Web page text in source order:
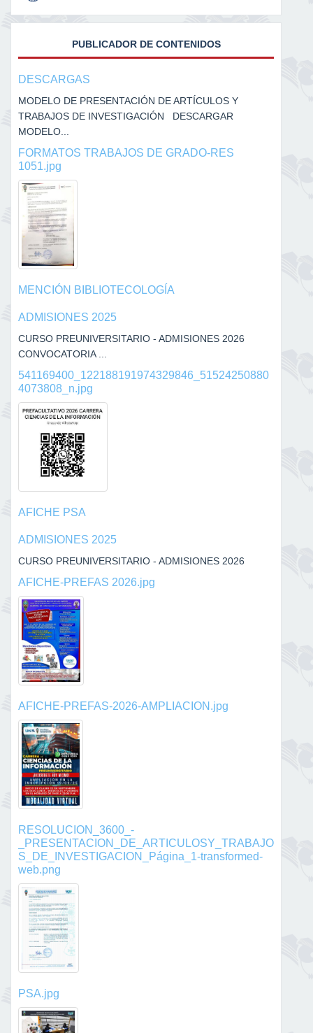
PUBLICADOR DE CONTENIDOS
DESCARGAS
MODELO DE PRESENTACIÓN DE ARTÍCULOS Y
TRABAJOS DE INVESTIGACIÓN DESCARGAR
MODELO...
FORMATOS TRABAJOS DE GRADO-RES
1051.jpg
MENCIÓN BIBLIOTECOLOGÍA
ADMISIONES 2025
CURSO PREUNIVERSITARIO - ADMISIONES 2026
CONVOCATORIA ...
541169400_122188191974329846_51524250880
4073808_n.jpg
AFICHE PSA
ADMISIONES 2025
CURSO PREUNIVERSITARIO - ADMISIONES 2026
AFICHE-PREFAS 2026.jpg
AFICHE-PREFAS-2026-AMPLIACION.jpg
RESOLUCION_3600_-
_PRESENTACION_DE_ARTICULOSY_TRABAJO
S_DE_INVESTIGACION_Página_1-transformed-
web.png
PSA.jpg